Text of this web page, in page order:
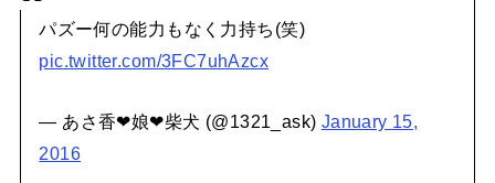
パズー何の能力もなく力持ち(笑)
pic.twitter.com/3FC7uhAzcx
— あさ香❤︎娘❤︎柴犬 (@1321_ask) January 15,
2016